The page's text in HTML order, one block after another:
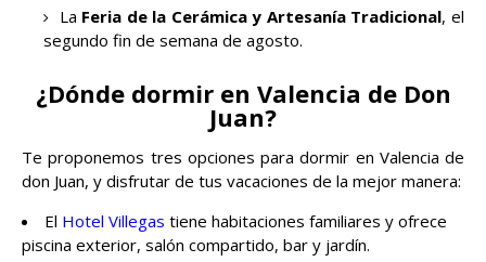
La Feria de la Cerámica y Artesanía Tradicional, el
segundo fin de semana de agosto.
¿Dónde dormir en Valencia de Don
Juan?
Te proponemos tres opciones para dormir en Valencia de
don Juan, y disfrutar de tus vacaciones de la mejor manera:
El Hotel Villegas tiene habitaciones familiares y ofrece
piscina exterior, salón compartido, bar y jardín.